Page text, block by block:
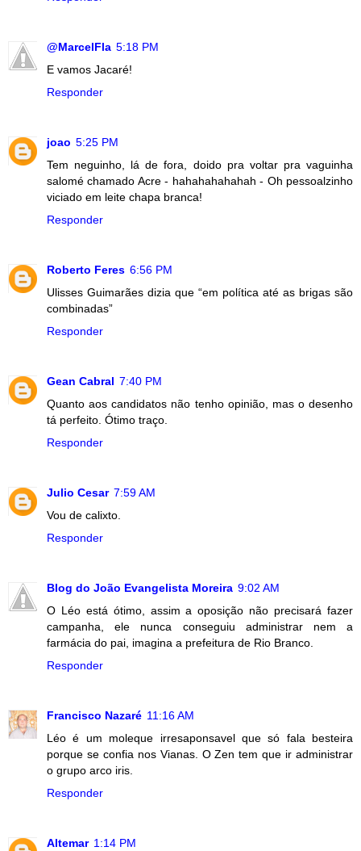
@MarcelFla 5:18 PM
E vamos Jacaré!
Responder
joao 5:25 PM
Tem neguinho, lá de fora, doido pra voltar pra vaguinha
salomé chamado Acre - hahahahahahah - Oh pessoalzinho
viciado em leite chapa branca!
Responder
Roberto Feres 6:56 PM
Ulisses Guimarães dizia que “em política até as brigas são
combinadas”
Responder
Gean Cabral 7:40 PM
Quanto aos candidatos não tenho opinião, mas o desenho
tá perfeito. Ótimo traço.
Responder
Julio Cesar 7:59 AM
Vou de calixto.
Responder
Blog do João Evangelista Moreira 9:02 AM
O Léo está ótimo, assim a oposição não precisará fazer
campanha, ele nunca conseguiu administrar nem a
farmácia do pai, imagina a prefeitura de Rio Branco.
Responder
Francisco Nazaré 11:16 AM
Léo é um moleque irresaponsavel que só fala besteira
porque se confia nos Vianas. O Zen tem que ir administrar
o grupo arco iris.
Responder
Altemar 1:14 PM